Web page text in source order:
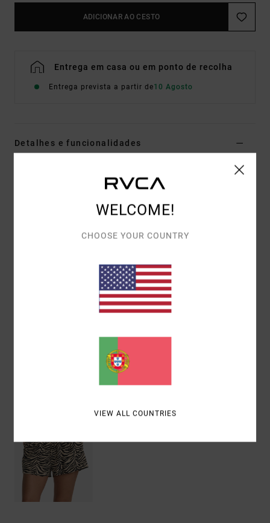
ADICIONAR AO CESTO
Entrega em casa ou em ponto de recolha
Entrega prevista a partir de10 Agosto
Detalhes e funcionalidades
Código de Cor
[Tecido principal] 100% algodão
Vistos recentemente
WELCOME!
CHOOSE YOUR COUNTRY
VIEW ALL COUNTRIES